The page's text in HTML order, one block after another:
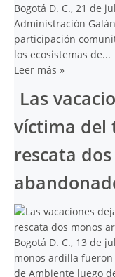
Bogotá D. C., 21 de
Administración
participación
los ecosistemas de...
Leer más »
Las
víctima del
rescata
Bogotá D. C., 13 de
monos ardilla
de Ambiente luego